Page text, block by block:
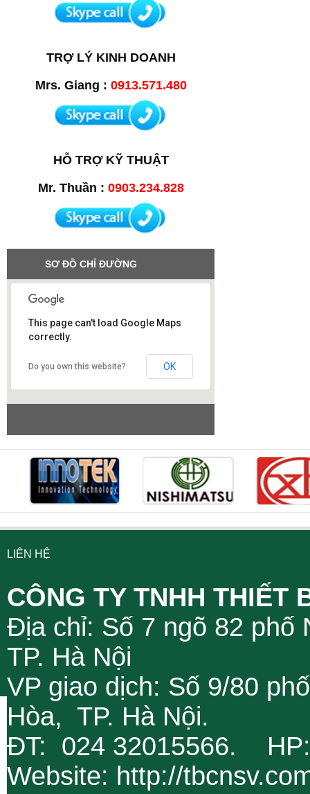
TRỢ LÝ KINH DOANH
Mrs. Giang : 0913.571.480
HỖ TRỢ KỸ THUẬT
Mr. Thuần : 0903.234.828
SƠ ĐỒ CHỈ ĐƯỜNG
Công ty SAO VIỆT
This page can't load Google Maps
correctly.
Do you own this website? OK
LIÊN HỆ
CÔNG TY TNHH THIẾT
Địa chỉ: Số 7 ngõ 82
TP. Hà Nội
VP giao dịch: Số 9/80
Hòa, TP. Hà Nội.
ĐT: 024 32015566.
Website: http://